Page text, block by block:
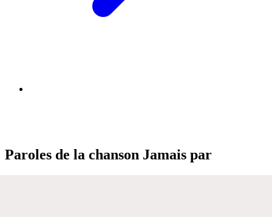
Paroles de la chanson Jamais par